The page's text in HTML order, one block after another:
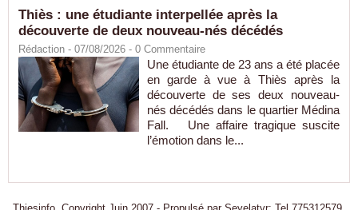
Thiès : une étudiante interpellée après la
découverte de deux nouveau-nés décédés
Rédaction - 07/08/2026 - 0 Commentaire
Une étudiante de 23 ans a été placée
en garde à vue à Thiès après la
découverte de ses deux nouveau-
nés décédés dans le quartier Médina
Fall. Une affaire tragique suscite
l’émotion dans le...